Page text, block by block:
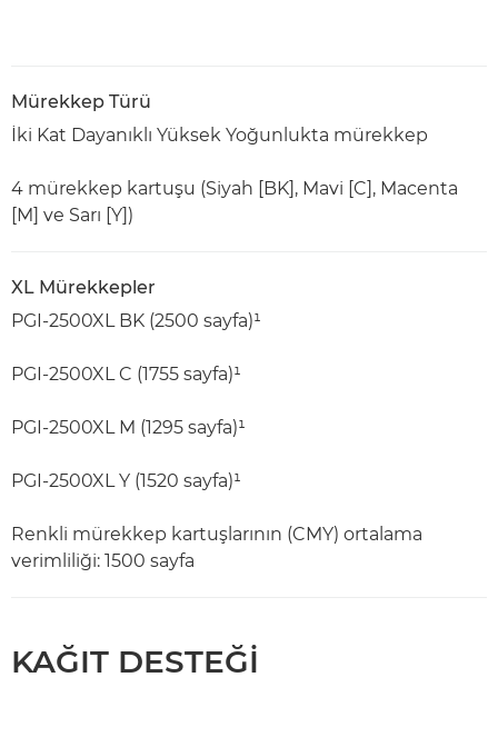
Mürekkep Türü
İki Kat Dayanıklı Yüksek Yoğunlukta mürekkep
4 mürekkep kartuşu (Siyah [BK], Mavi [C], Macenta
[M] ve Sarı [Y])
XL Mürekkepler
PGI-2500XL BK (2500 sayfa)¹
PGI-2500XL C (1755 sayfa)¹
PGI-2500XL M (1295 sayfa)¹
PGI-2500XL Y (1520 sayfa)¹
Renkli mürekkep kartuşlarının (CMY) ortalama
verimliliği: 1500 sayfa
KAĞIT DESTEĞİ